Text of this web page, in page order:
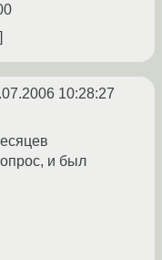
10:28:27
и был